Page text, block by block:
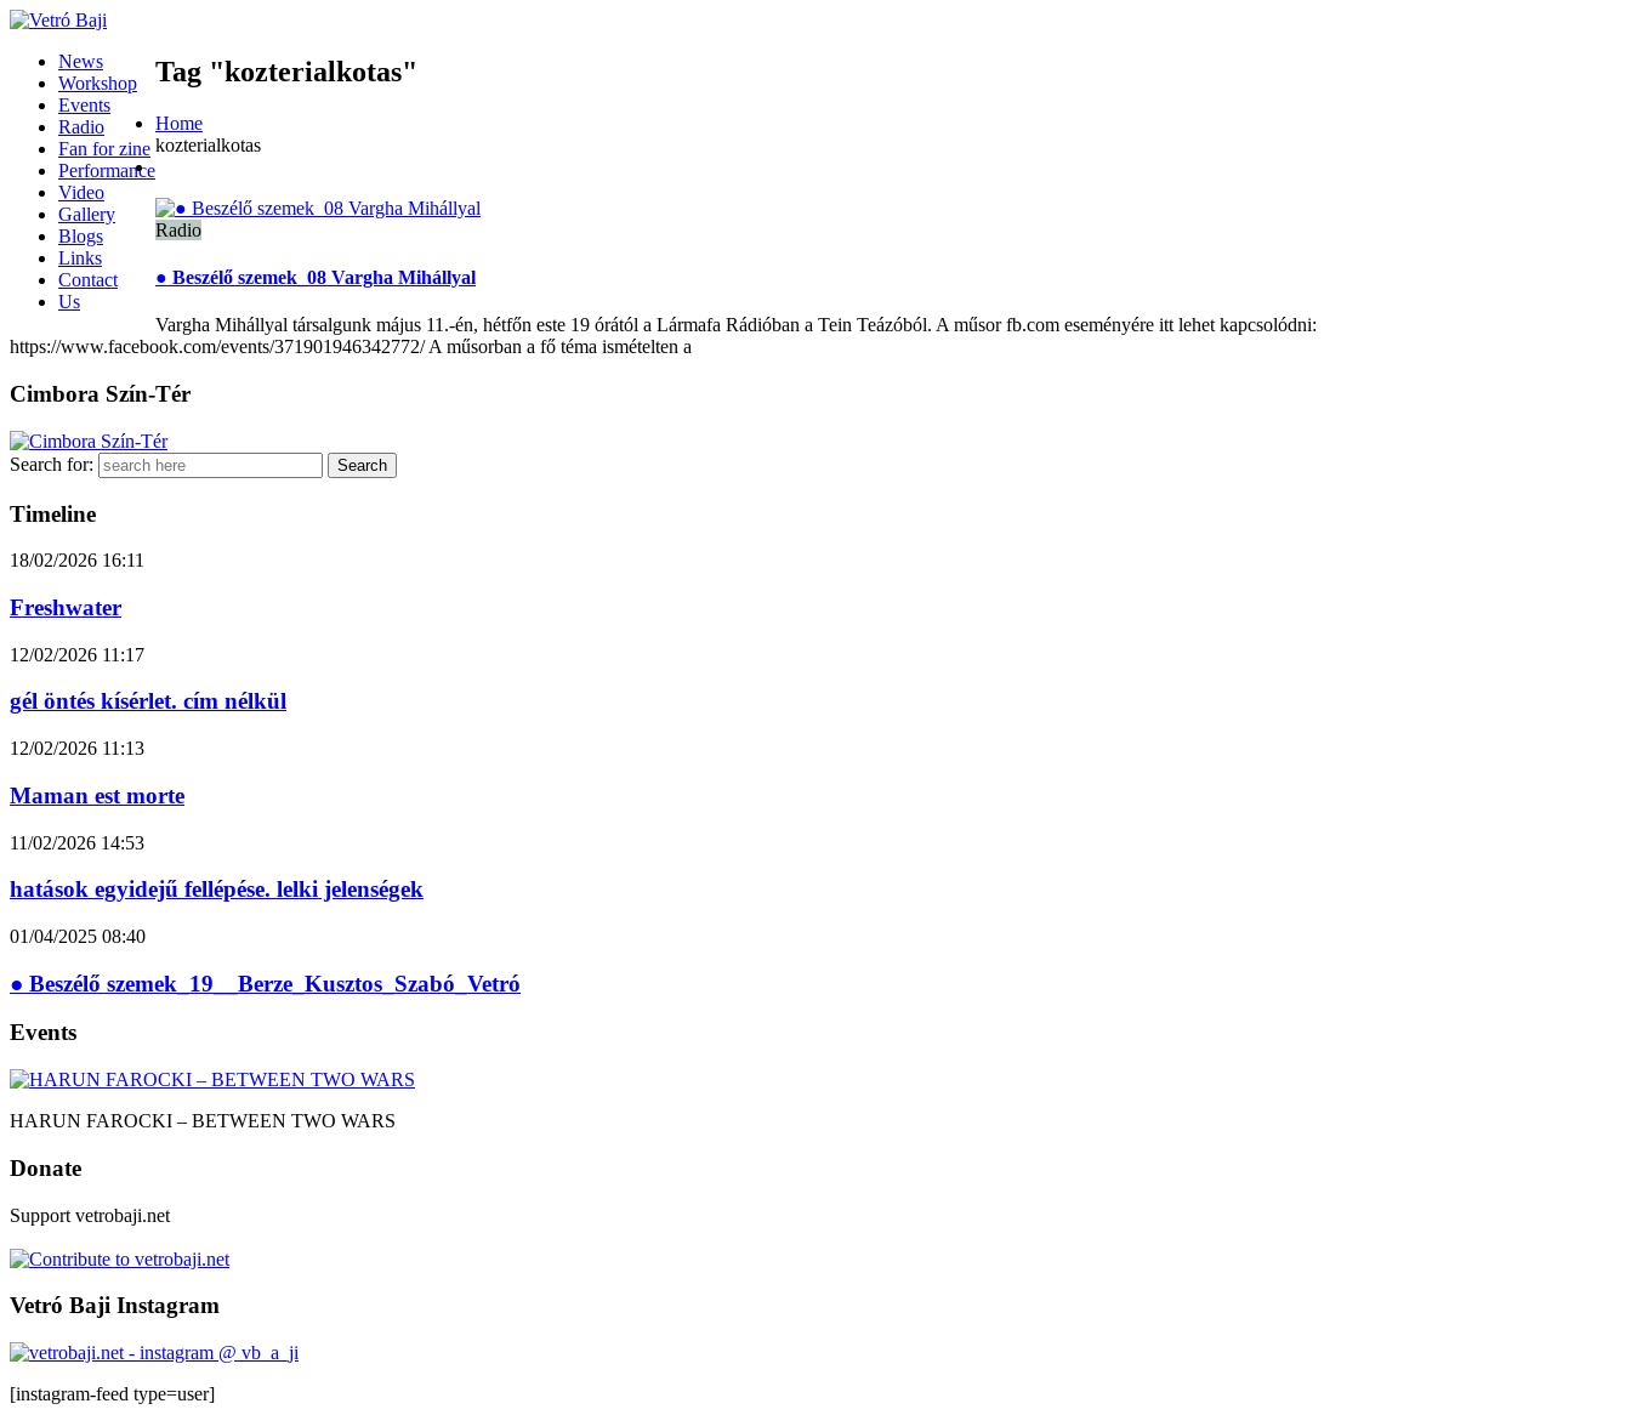
News
Workshop
Events
Radio
Fan for zine
Performance
Video
Gallery
Blogs
Links
Contact
Us
Tag "kozterialkotas"
Home
kozterialkotas
Radio
● Beszélő szemek_08 Vargha Mihállyal
Vargha Mihállyal társalgunk május 11.-én, hétfőn este 19 órától a Lármafa Rádióban a Tein Teázóból. A műsor fb.com eseményére itt lehet kapcsolódni:
https://www.facebook.com/events/371901946342772/ A műsorban a fő téma ismételten a
Cimbora Szín-Tér
Search for:
Timeline
18/02/2026 16:11
Freshwater
12/02/2026 11:17
gél öntés kísérlet. cím nélkül
12/02/2026 11:13
Maman est morte
11/02/2026 14:53
hatások egyidejű fellépése. lelki jelenségek
01/04/2025 08:40
● Beszélő szemek_19__Berze_Kusztos_Szabó_Vetró
Events
HARUN FAROCKI – BETWEEN TWO WARS
Donate
Support vetrobaji.net
Vetró Baji Instagram
[instagram-feed type=user]